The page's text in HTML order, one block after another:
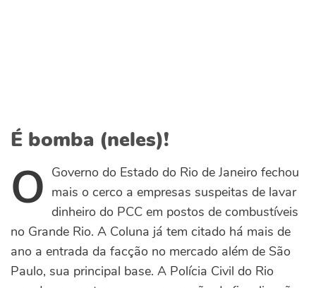
É bomba (neles)!
O Governo do Estado do Rio de Janeiro fechou
mais o cerco a empresas suspeitas de lavar
dinheiro do PCC em postos de combustíveis
no Grande Rio. A Coluna já tem citado há mais de
ano a entrada da facção no mercado além de São
Paulo, sua principal base. A Polícia Civil do Rio